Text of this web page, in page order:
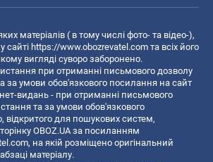
матеріалів ( в тому числі фото- та відео-),
сайті https://www.obozrevatel.com та всіх його
вигляді суворо заборонено.
при отриманні письмового дозволу
за умови обов'язкового посилання на сайт
видань - при отриманні письмового
та за умови обов'язкового
відкритого для пошукових систем,
OBOZ.UA за посиланням
, на якій розміщено оригінальний
матеріалу.